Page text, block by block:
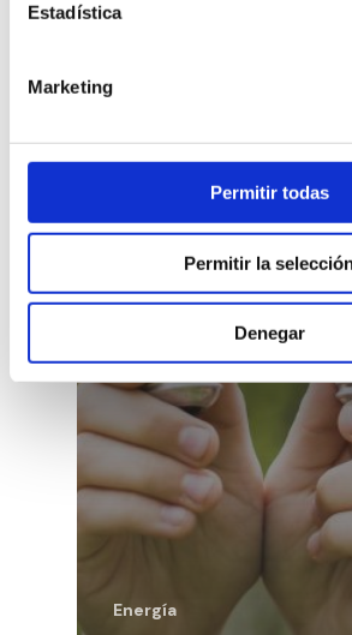
Estadística
Marketing
Permitir todas
Permitir la
Denegar
Energía